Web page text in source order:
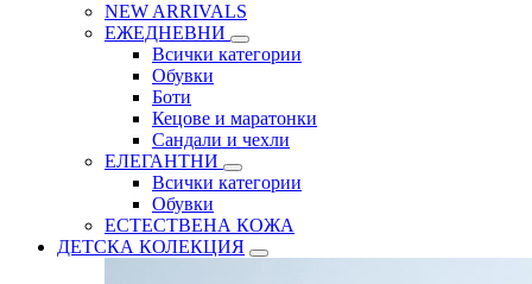
NEW ARRIVALS
ЕЖЕДНЕВНИ
Всички категории
Обувки
Боти
Кецове и маратонки
Сандали и чехли
ЕЛЕГАНТНИ
Всички категории
Обувки
ЕСТЕСТВЕНА КОЖА
ДЕТСКА КОЛЕКЦИЯ